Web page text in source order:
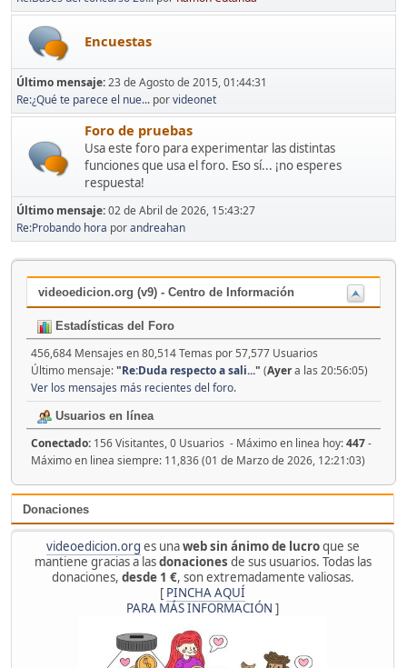
Donaciones
videoedicion.org es unaweb sin ánimo de lucroque se
mantiene gracias a lasdonaciones de sus usuarios. Todas las
donaciones, desde 1 €, son extremadamente valiosas.
[ PINCHA AQUÍ
PARA MÁS INFORMACIÓN ]
Encuestas
Último mensaje:23 de Agosto de 2015, 01:44:31
Re:¿Qué te parece el nue... porvideonet
Foro de pruebas
Usa este foro para experimentar las distintas
funciones que usa el foro. Eso sí... ¡no esperes
respuesta!
Último mensaje:02 de Abril de 2026, 15:43:27
Re:Probando hora porandreahan
videoedicion.org (v9) - Centro de Información
Estadísticas del Foro
456,684 Mensajes en 80,514 Temas por 57,577 Usuarios
Último mensaje:"Re:Duda respecto a sali..." (Ayera las 20:56:05)
Ver los mensajes más recientes del foro.
Usuarios en línea
Conectado: 156 Visitantes, 0 Usuarios - Máximo en linea hoy:447-
Máximo en linea siempre: 11,836 (01 de Marzo de 2026, 12:21:03)